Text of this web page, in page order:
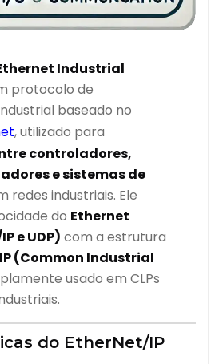
Industrial
protocolo de
baseado no
, utilizado para
controladores,
e sistemas de
redes industriais. Ele
do Ethernet
e UDP) com a estrutura
(Common Industrial
usado em CLPs
do EtherNet/IP